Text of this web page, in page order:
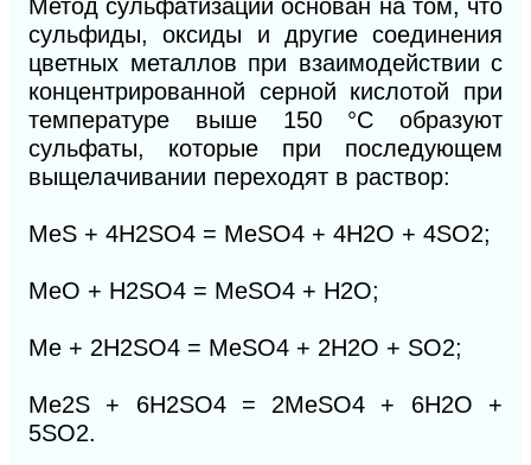
Метод сульфатизации основан на том, что
сульфиды, оксиды и другие соединения
цветных металлов при взаимодействии с
концентрированной серной кислотой при
температуре выше 150 °С образуют
сульфаты, которые при последующем
выщелачивании переходят в раствор:
MeS + 4H2SО4 = MeSO4 + 4Н2О + 4SО2;
MeO + H2SО4 = MeSО4 + H2О;
Me + 2H2SО4 = MeSО4 + 2H2О + SО2;
Me2S + 6H2SО4 = 2MeSО4 + 6H2О +
5SО2.